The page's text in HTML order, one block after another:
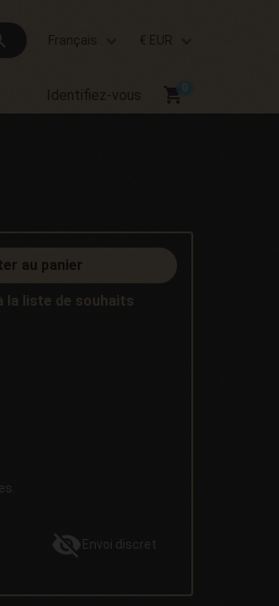
Français € EUR
Identifiez-vous shopping_cart
au panier
la liste de souhaits
Envoi discret